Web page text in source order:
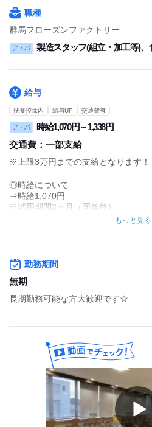
19:00～翌4:00
20:00～翌5:00
21:00～翌6:00
短時間の勤務もOKです！
弊社のシフトを調整いたします！
.
《残業に関して》
生産量に応じて
1日1時間～2時間程度の残業を
お願いする場合があります(__)
職種
群馬フローズンファクトリー
ア・パ 製造スタッフ(組立・加工等)
給与
扶養控除内 給与UP 交通費有
ア・パ
時給1,070円～1,338円
交通費： 一部支給
※上限3万円までの支給となります！
◎時給について
⇒時給1,070円
※試用期間2ヶ月（同条件）
◎月収例
◆扶養内で働きたい方（1日4時間×週
時給：1,070円(22時以降 1338円）
月収：4,280円 × 12日 ＝ 約51,360円
時給：1,070円(22時以降 1338円）
1日の収入：1,070円 × 5時間 ＝ 5,350
月収：5,350円 × 20日 ＝ 約107,000
「子育てが落ち着き、もう少し収入
もっと見る
勤務期間
無期
長期勤務可能な方大歓迎です☆
Play
Video